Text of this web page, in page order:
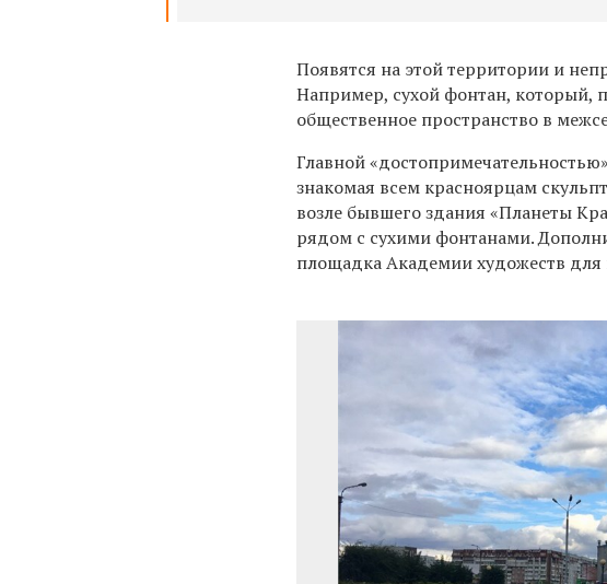
Появятся на этой территории и
Например, сухой фонтан, который,
общественное пространство в
Главной
знакомая всем красноярцам
возле бывшего здания «Планеты
рядом с сухими фонтанами.
площадка Академии художеств